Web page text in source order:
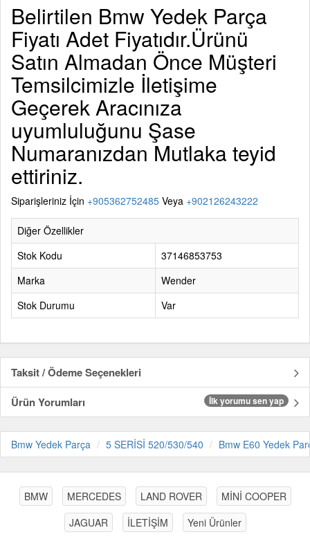
Belirtilen Bmw Yedek Parça
Fiyatı Adet Fiyatıdır.Ürünü
Satın Almadan Önce Müşteri
Temsilcimizle İletişime
Geçerek Aracınıza
uyumluluğunu Şase
Numaranızdan Mutlaka teyid
ettiriniz.
Siparişleriniz İçin +905362752485 Veya +902126243222
Diğer Özellikler
Stok Kodu
37146853753
Marka
Wender
Stok Durumu
Var
Taksit / Ödeme Seçenekleri
Ürün Yorumları
İlk yorumu sen yap
Bmw Yedek Parça 5 SERİSİ 520/530/540 Bmw E60 Yedek
BMW MERCEDES LAND ROVER
MİNİ COOPER
JAGUAR
İLETİŞİM Yeni Ürünler